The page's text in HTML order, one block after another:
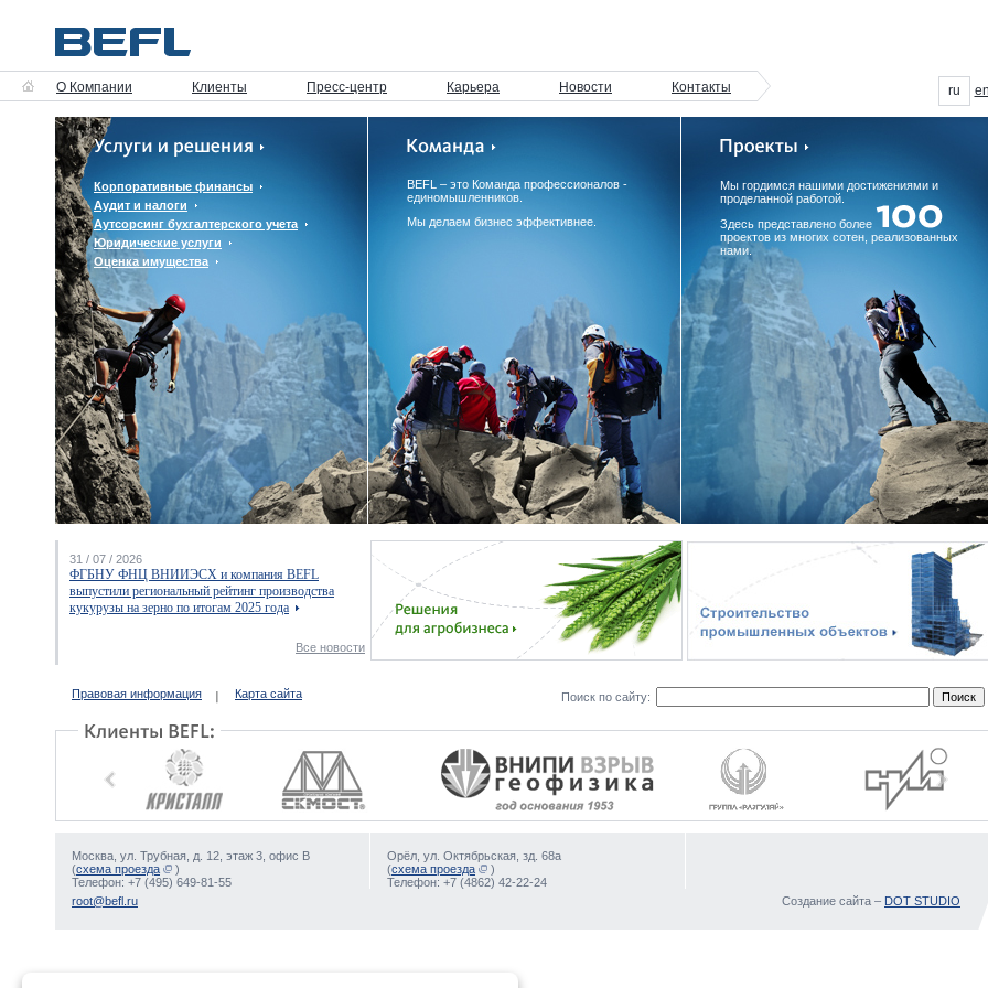
О Компании Клиенты Пресс-центр Карьера Новости Контакты ru
Корпоративные финансы
Аудит и налоги
Аутсорсинг бухгалтерского учета
Юридические услуги
Оценка имущества
BEFL – это Команда профессионалов -
единомышленников.
Мы делаем бизнес эффективнее.
Мы гордимся нашими достижениями и
проделанной работой.
Здесь представлено более
проектов из многих сотен, реализованных
нами.
31 / 07 / 2026
ФГБНУ ФНЦ ВНИИЭСХ и компания BEFL
выпустили региональный рейтинг производства
кукурузы на зерно по итогам 2025 года
Все новости
Правовая информация Карта сайта Поиск по сайту:
Москва, ул. Трубная, д. 12, этаж 3, офис В
(схема проезда
)
Телефон: +7 (495) 649-81-55
Орёл, ул. Октябрьская, зд. 68а
(схема проезда
)
Телефон: +7 (4862) 42-22-24
root@befl.ru
Создание сайта – DOT STUDIO